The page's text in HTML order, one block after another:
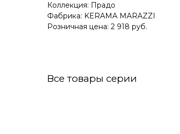
Коллекция: Прадо
Фабрика: KERAMA MARAZZI
Розничная цена: 2 918 руб.
Все товары серии